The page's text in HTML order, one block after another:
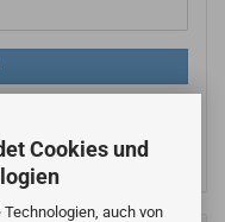
Cookies und
auch von